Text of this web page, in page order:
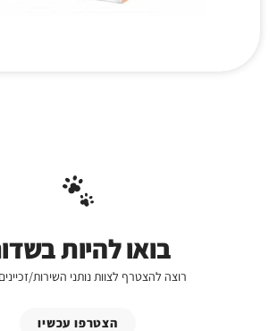
בואו להיות
רוצה להצטרף לצוות נותני השירות/
הצטרפו עכשיו